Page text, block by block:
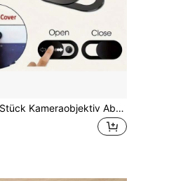
5/10/25 Stück Kameraobjektiv Abdeckung, Kamera Schutz, Anti-Späh Aufkleber, Webcam Abdeckung, Datenschutz Abdeckung - ABS Webcam Schutzabdeckung, geeignet für Laptop, Handy und Tablet